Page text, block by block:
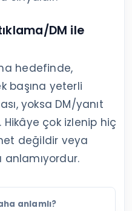
DM ile
hedefinde,
başına yeterli
yoksa DM/yanıt
Hikâye çok izlenip hiç
değildir veya
anlamıyordur.
anlamlı?